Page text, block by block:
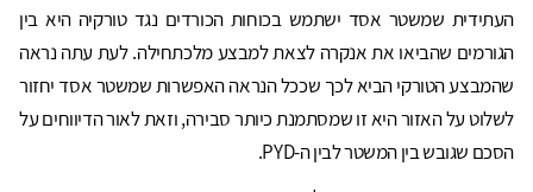
העתידית שמשטר אסד ישתמש בכוחות הכורדים נגד טורקיה היא בין
הגורמים שהביאו את אנקרה לצאת למבצע מלכתחילה. לעת עתה נראה
שהמבצע הטורקי הביא לכך שככל הנראה האפשרות שמשטר אסד יחזור
לשלוט על האזור היא זו שמסתמנת כיותר סבירה, וזאת לאור הדיווחים על
הסכם שגובש בין המשטר לבין ה-PYD.